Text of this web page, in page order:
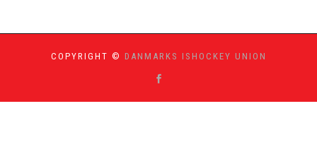
COPYRIGHT © DANMARKS ISHOCKEY UNION